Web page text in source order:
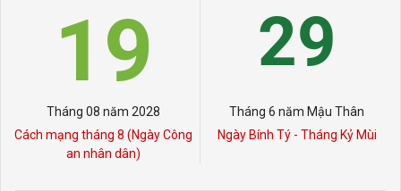
19
Tháng 08 năm 2028
Cách mạng tháng 8 (Ngày Công
an nhân dân)
29
Tháng 6 năm Mậu Thân
Ngày Bính Tý - Tháng Kỷ Mùi